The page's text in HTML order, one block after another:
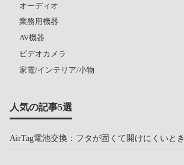
オーディオ
業務用機器
AV機器
ビデオカメラ
家電/インテリア/小物
人気の記事5選
AirTag電池交換：フタが固くて開けにくいとき